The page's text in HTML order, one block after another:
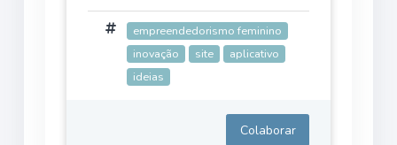
empreendedorismo feminino
inovação
site
aplicativo
ideias
Colaborar